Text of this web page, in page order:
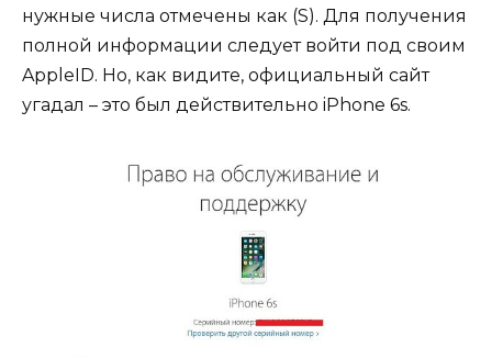
нужные числа отмечены как (S). Для получения
полной информации следует войти под своим
AppleID. Но, как видите, официальный сайт
угадал – это был действительно iPhone 6s.